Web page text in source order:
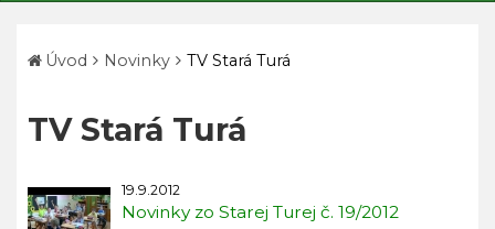
Úvod Novinky TV Stará Turá
TV Stará Turá
19.9.2012
Novinky zo Starej Turej č. 19/2012